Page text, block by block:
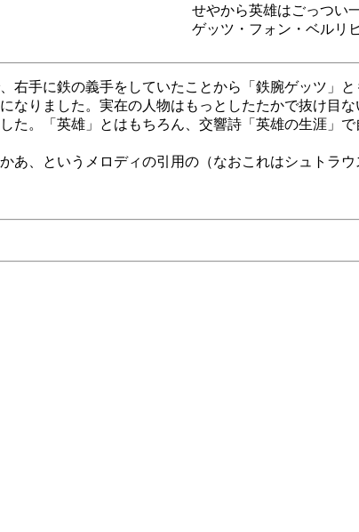
せやから英雄はごっつい
ゲッツ・フォン・ベルリ
右手に鉄の義手をしていたことから「鉄腕ゲッツ」
なりました。実在の人物はもっとしたたかで抜け目
た。「英雄」とはもちろん、交響詩「英雄の生涯」
あ、というメロディの引用の（なおこれはシュトラ